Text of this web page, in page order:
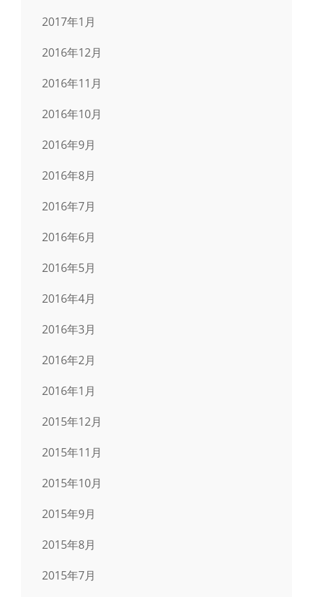
2017年1月
2016年12月
2016年11月
2016年10月
2016年9月
2016年8月
2016年7月
2016年6月
2016年5月
2016年4月
2016年3月
2016年2月
2016年1月
2015年12月
2015年11月
2015年10月
2015年9月
2015年8月
2015年7月